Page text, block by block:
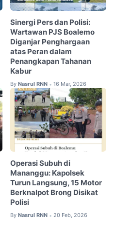
Sinergi Pers dan Polisi:
Wartawan PJS Boalemo
Diganjar Penghargaan
atas Peran dalam
Penangkapan Tahanan
Kabur
By Nasrul RNN • 16 Mar, 2026
Operasi Subuh di
Mananggu: Kapolsek
Turun Langsung, 15 Motor
Berknalpot Brong Disikat
Polisi
By Nasrul RNN • 20 Feb, 2026